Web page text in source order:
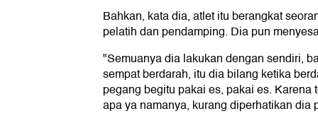
Bahkan, kata dia, atlet itu berangkat
pelatih dan pendamping. Dia pun
"Semuanya dia lakukan dengan sendiri,
sempat berdarah, itu dia bilang ketika
pegang begitu pakai es, pakai es. Karena
apa ya namanya, kurang diperhatikan dia